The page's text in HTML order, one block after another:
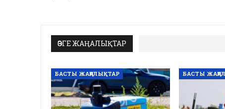
ӨЗГЕ ЖАҢАЛЫҚТАР
БАСТЫ ЖАҢАЛЫҚТАР БАСТЫ